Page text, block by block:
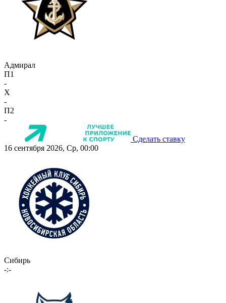
Адмирал
П1
-
X
-
П2
-
Сделать ставку
16 сентября 2026, Ср, 00:00
Сибирь
-:-